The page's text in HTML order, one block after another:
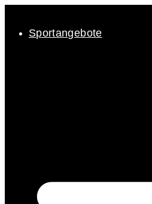
Inhalt
Sportangebote